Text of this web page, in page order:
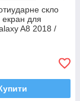
скло
для
A8 2018 /